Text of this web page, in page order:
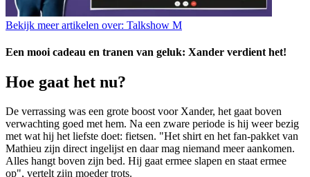
Bekijk meer artikelen over: Talkshow M
Een mooi cadeau en tranen van geluk: Xander verdient het!
Hoe gaat het nu?
De verrassing was een grote boost voor Xander, het gaat boven
verwachting goed met hem. Na een zware periode is hij weer bezig
met wat hij het liefste doet: fietsen. "Het shirt en het fan-pakket van
Mathieu zijn direct ingelijst en daar mag niemand meer aankomen.
Alles hangt boven zijn bed. Hij gaat ermee slapen en staat ermee
op", vertelt zijn moeder trots.